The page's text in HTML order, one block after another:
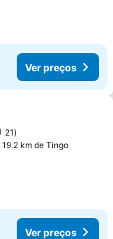
Ver preços
favoritos
21
km de Tingo
Ver preços